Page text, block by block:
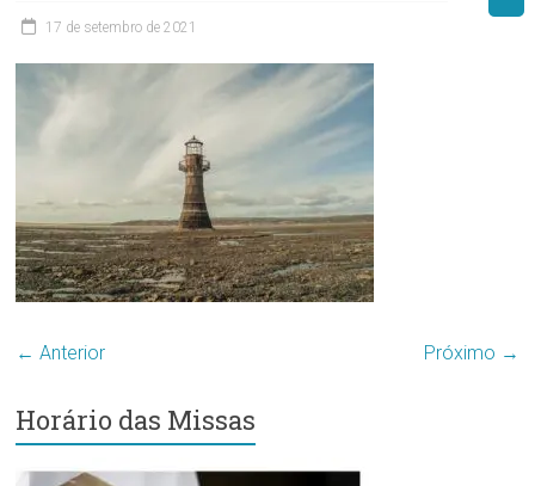
de
São
Paulo
Sé
–
Setor
Bom
17 de setembro de 2021
← Anterior Próximo →
Horário das Missas